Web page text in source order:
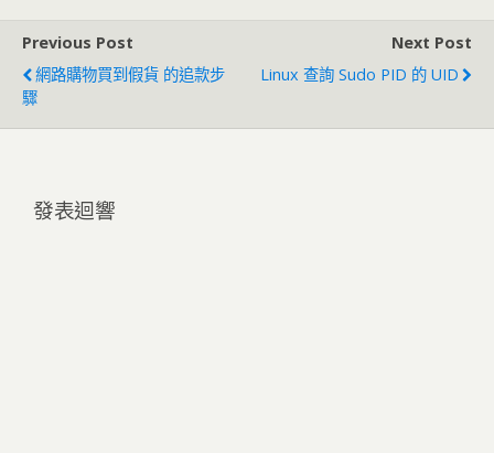
Previous Post
網路購物買到假貨 的追款步
驟
Next Post
Linux 查詢 Sudo PID 的 UID
發表迴響